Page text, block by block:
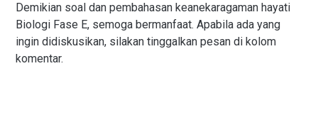
Demikian soal dan pembahasan keanekaragaman hayati
Biologi Fase E, semoga bermanfaat. Apabila ada yang
ingin didiskusikan, silakan tinggalkan pesan di kolom
komentar.